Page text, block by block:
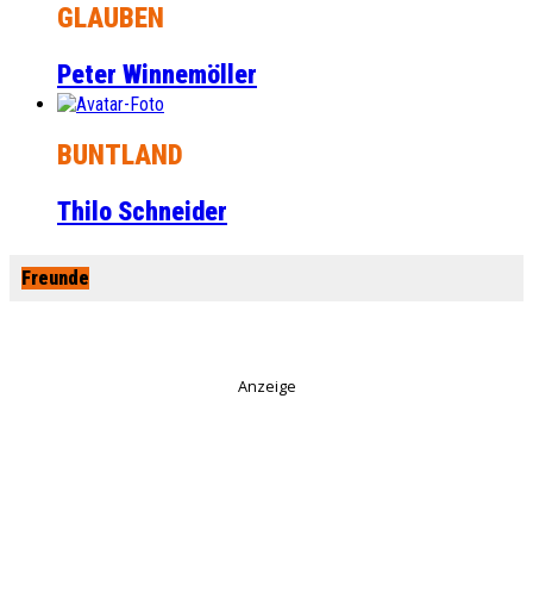
GLAUBEN
Peter Winnemöller
BUNTLAND
Thilo Schneider
Freunde
Anzeige